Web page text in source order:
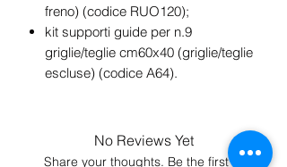
freno) (codice RUO120);
kit supporti guide per n.9
griglie/teglie cm60x40 (griglie/teglie
escluse) (codice A64).
No Reviews Yet
Share your thoughts. Be the first to